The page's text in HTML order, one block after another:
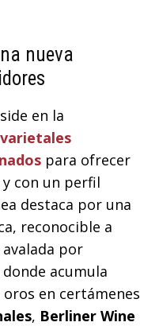
nueva
en la
para ofrecer
con un perfil
destaca por una
reconocible a
por
acumula
en certámenes
, Berliner Wine